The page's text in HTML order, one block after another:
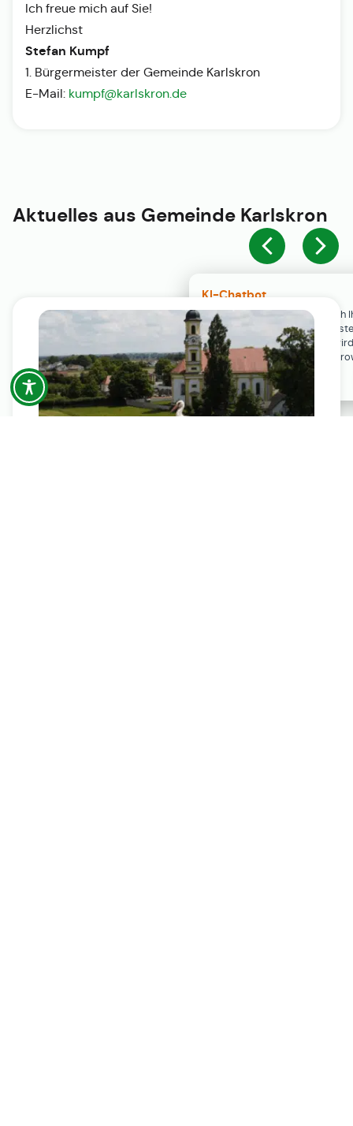
KI-Chatbot
Der KI-Chatbot steht erst nach
Einwilligung in den Cookie-
Verfügung. Der Chat-Verlauf
ausschließlich lokal in Ihrem
gespeichert.
Ich freue mich auf Sie!
Herzlichst
Stefan Kumpf
1. Bürgermeister der Gemeinde Karlskron
E-Mail: kumpf@karlskron.de
Aktuelles aus Gemeinde Karlskron